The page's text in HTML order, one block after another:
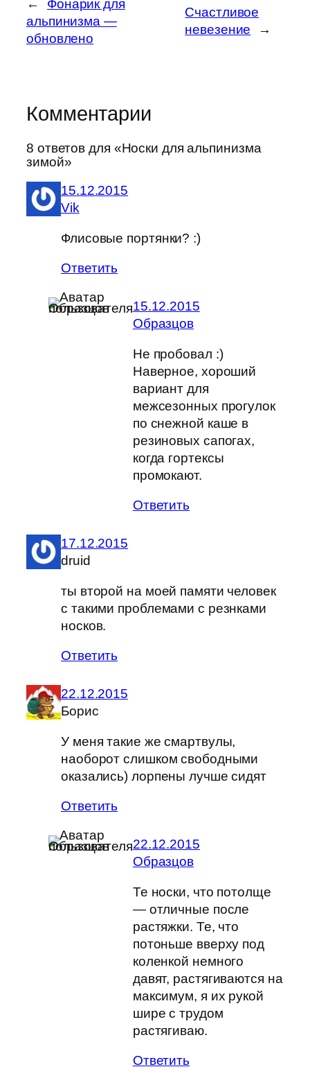
←
Фонарик для
альпинизма —
обновлено
Счастливое
невезение
→
Комментарии
8 ответов для «Носки для альпинизма
зимой»
15.12.2015
Vik
Флисовые портянки? :)
Ответить
15.12.2015
Образцов
Не пробовал :)
Наверное, хороший
вариант для
межсезонных прогулок
по снежной каше в
резиновых сапогах,
когда гортексы
промокают.
Ответить
17.12.2015
druid
ты второй на моей памяти человек
с такими проблемами с резнками
носков.
Ответить
22.12.2015
Борис
У меня такие же смартвулы,
наоборот слишком свободными
оказались) лорпены лучше сидят
Ответить
22.12.2015
Образцов
Те носки, что потолще
— отличные после
растяжки. Те, что
потоньше вверху под
коленкой немного
давят, растягиваются на
максимум, я их рукой
шире с трудом
растягиваю.
Ответить